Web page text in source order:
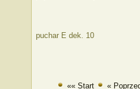
puchar E dek. 10
«« Start «